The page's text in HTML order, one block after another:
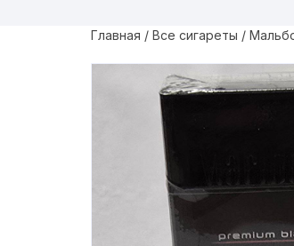
Главная / Все сигареты /